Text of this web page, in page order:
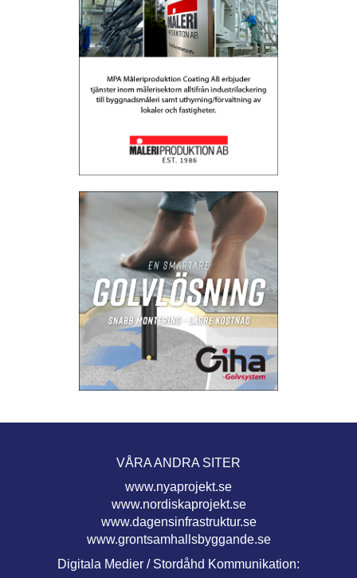
VÅRA ANDRA SITER
www.nyaprojekt.se
www.nordiskaprojekt.se
www.dagensinfrastruktur.se
www.grontsamhallsbyggande.se
Digitala Medier / Stordåhd Kommunikation: